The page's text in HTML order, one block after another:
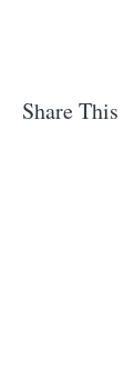
Share